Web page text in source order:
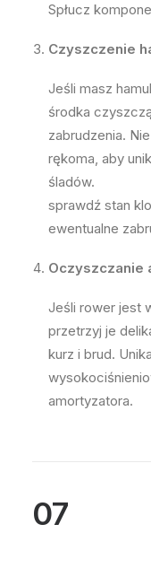
Spłucz
Czyszczenie
Jeśli masz
środka
zabrudzenia.
rękoma, aby
śladów.
sprawdź stan
ewentualne
Oczyszczanie
Jeśli rower jest
przetrzyj je
kurz i brud.
amortyzatora.
07